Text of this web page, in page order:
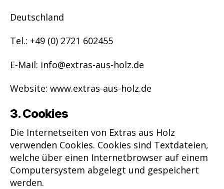
Deutschland
Tel.: +49 (0) 2721 602455
E-Mail: info@extras-aus-holz.de
Website: www.extras-aus-holz.de
3. Cookies
Die Internetseiten von Extras aus Holz
verwenden Cookies. Cookies sind Textdateien,
welche über einen Internetbrowser auf einem
Computersystem abgelegt und gespeichert
werden.